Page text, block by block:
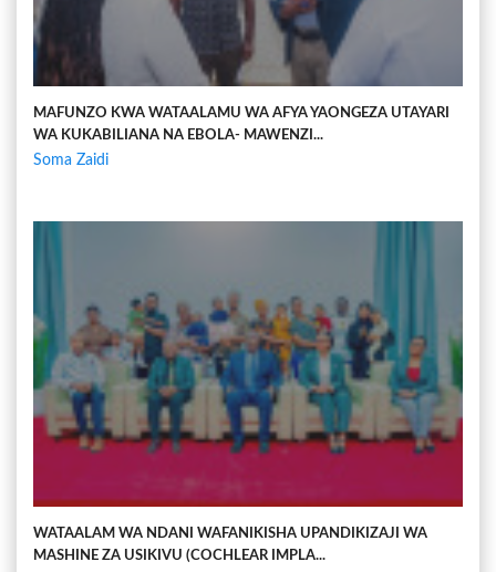
MAFUNZO KWA WATAALAMU WA AFYA YAONGEZA UTAYARI
WA KUKABILIANA NA EBOLA- MAWENZI...
Soma Zaidi
WATAALAM WA NDANI WAFANIKISHA UPANDIKIZAJI WA
MASHINE ZA USIKIVU (COCHLEAR IMPLA...